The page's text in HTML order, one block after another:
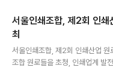
서울인쇄조합, 제2회 인쇄
최
서울인쇄조합, 제2회 인쇄산업 원
조합 원로들을 초청, 인쇄업계 발